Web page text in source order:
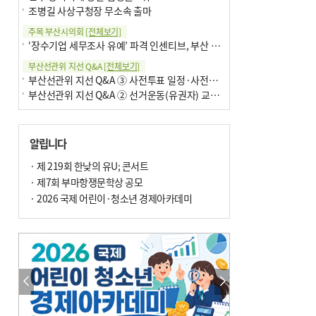
조병길 사상구청장 무소속 출마
주목 부산시의회 [전체보기]
‘장수기업 세무조사 유예’ 파격 인센티브, 부산 유출 막을까
부산선관위 지선 Q&A[전체보기]
부산선관위 지선 Q&A ③ 사전투표 일정·사전투표함 보관
부산선관위 지선 Q&A ② 선거운동(유권자) 교육감투표용지
알립니다
· 제 219회 한낮의 유U; 콘서트
· 제7회 부마항쟁문학상 공모
· 2026 국제 어린이·청소년 경제아카데미